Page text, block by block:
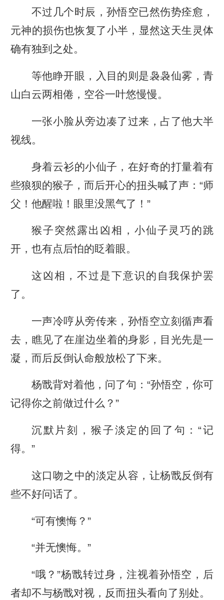
不过几个时辰，孙悟空已然伤势痊愈，
元神的损伤也恢复了小半，显然这天生灵体
确有独到之处。
等他睁开眼，入目的则是袅袅仙雾，青
山白云两相倦，空谷一叶悠慢慢。
一张小脸从旁边凑了过来，占了他大半
视线。
身着云衫的小仙子，在好奇的打量着有
些狼狈的猴子，而后开心的扭头喊了声：“师
父！他醒啦！眼里没黑气了！”
猴子突然露出凶相，小仙子灵巧的跳
开，也有点后怕的眨着眼。
这凶相，不过是下意识的自我保护罢
了。
一声冷哼从旁传来，孙悟空立刻循声看
去，瞧见了在崖边坐着的身影，目光先是一
凝，而后反倒认命般放松了下来。
杨戬背对着他，问了句：“孙悟空，你可
记得你之前做过什么？”
沉默片刻，猴子淡定的回了句：“记
得。”
这口吻之中的淡定从容，让杨戬反倒有
些不好问话了。
“可有懊悔？”
“并无懊悔。”
“哦？”杨戬转过身，注视着孙悟空，后
者却不与杨戬对视，反而扭头看向了别处。